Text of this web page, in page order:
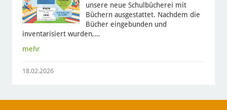
unsere neue Schulbücherei mit
Büchern ausgestattet. Nachdem die
Bücher eingebunden und
inventarisiert wurden,…
mehr
18.02.2026